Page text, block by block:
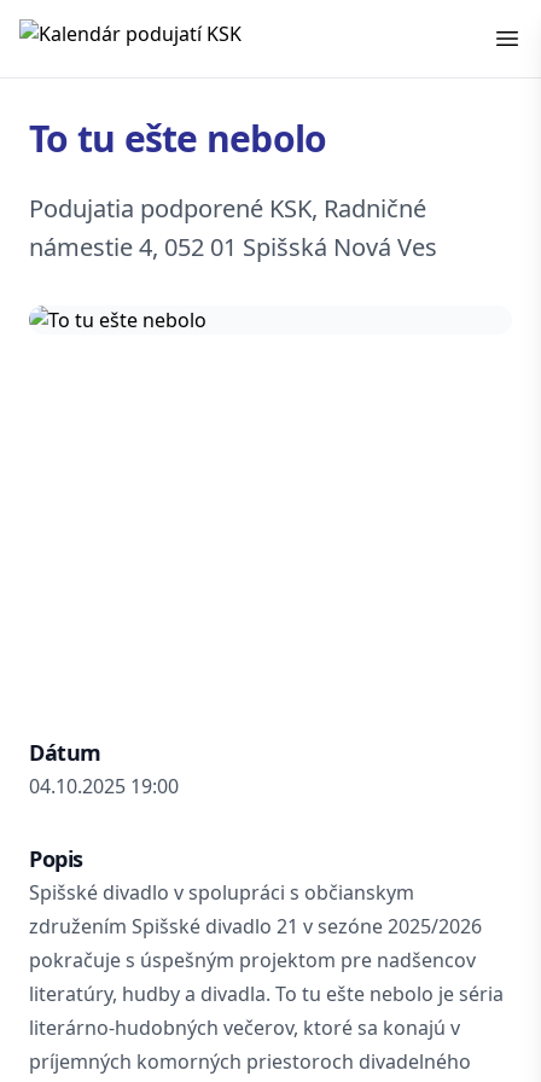
Kalendár podujatí KSK
To tu ešte nebolo
Podujatia podporené KSK, Radničné
námestie 4, 052 01 Spišská Nová Ves
Dátum
04.10.2025 19:00
Popis
Spišské divadlo v spolupráci s občianskym
združením Spišské divadlo 21 v sezóne 2025/2026
pokračuje s úspešným projektom pre nadšencov
literatúry, hudby a divadla. To tu ešte nebolo je séria
literárno-hudobných večerov, ktoré sa konajú v
príjemných komorných priestoroch divadelného